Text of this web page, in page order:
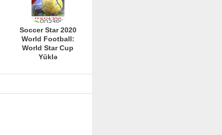
Soccer Star 2020
World Football:
World Star Cup
Yüklə